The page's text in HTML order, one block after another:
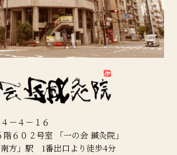
－４－１６
６０２号室 「一の会 鍼灸院」
方」駅 1番出口より徒歩4分